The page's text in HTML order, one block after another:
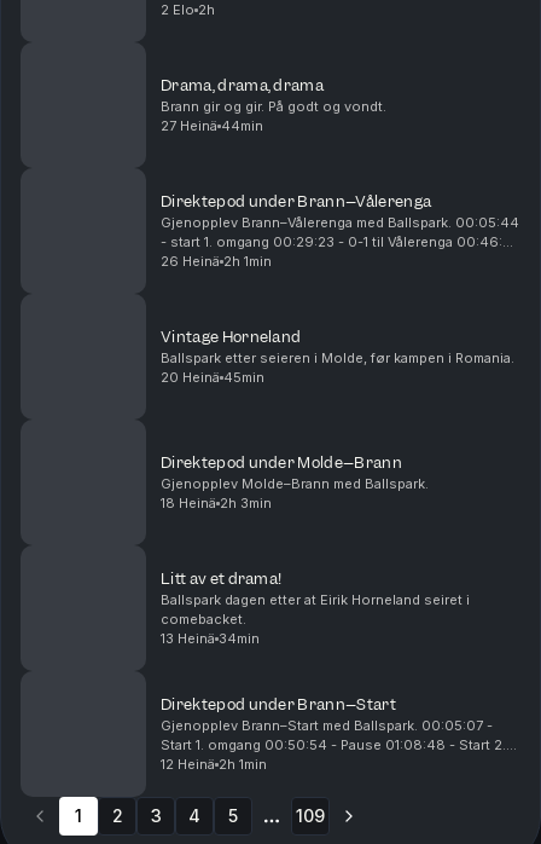
Brann Stadion. 00:14:54 - Start 1. omgang 00:28:15 -
2 Elo 2h
Drama, drama, drama
Brann gir og gir. På godt og vondt.
27 Heinä 44min
Direktepod under Brann–Vålerenga
Gjenopplev Brann–Vålerenga med Ballspark. 00:05:44
- start 1. omgang 00:29:23 - 0-1 til Vålerenga 00:46:25
- 0-2 til Vålerenga 00:54:26 - 0-3 til Vålerenga
26 Heinä 2h 1min
Vintage Horneland
Ballspark etter seieren i Molde, før kampen i Romania.
20 Heinä 45min
Direktepod under Molde–Brann
Gjenopplev Molde–Brann med Ballspark.
18 Heinä 2h 3min
Litt av et drama!
Ballspark dagen etter at Eirik Horneland seiret i
comebacket.
13 Heinä 34min
Direktepod under Brann–Start
Gjenopplev Brann–Start med Ballspark. 00:05:07 -
Start 1. omgang 00:50:54 - Pause 01:08:48 - Start 2.
omgang 01:16:04 - 0-1 til Start 01:31:20 - 1-1 til Brann
12 Heinä 2h 1min
1 2 3 4 5 109